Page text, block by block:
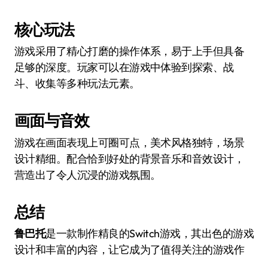
核心玩法
游戏采用了精心打磨的操作体系，易于上手但具备
足够的深度。玩家可以在游戏中体验到探索、战
斗、收集等多种玩法元素。
画面与音效
游戏在画面表现上可圈可点，美术风格独特，场景
设计精细。配合恰到好处的背景音乐和音效设计，
营造出了令人沉浸的游戏氛围。
总结
鲁巴托是一款制作精良的Switch游戏，其出色的游戏
设计和丰富的内容，让它成为了值得关注的游戏作